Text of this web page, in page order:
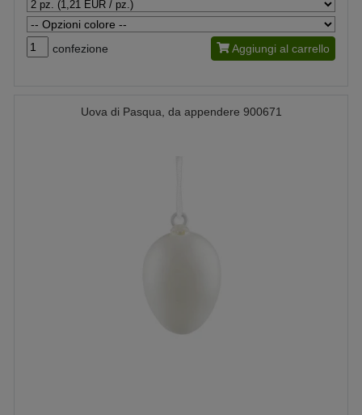
confezione Aggiungi al carrello
Uova di Pasqua, da appendere 900671